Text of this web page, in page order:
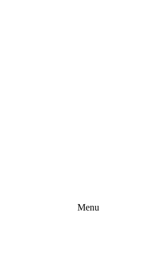
Menu